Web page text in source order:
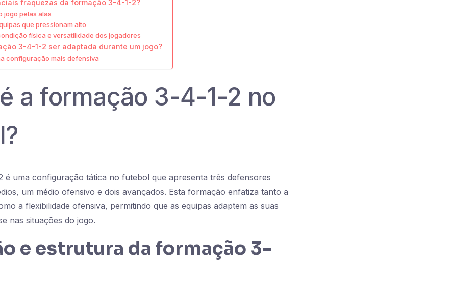
fraquezas da formação 3-4-1-2?
jogo pelas alas
que pressionam alto
física e versatilidade dos jogadores
3-4-1-2 ser adaptada durante um jogo?
configuração mais defensiva
a formação 3-4-1-2 no
é uma configuração tática no futebol que apresenta três defensores
um médio ofensivo e dois avançados. Esta formação enfatiza tanto a
a flexibilidade ofensiva, permitindo que as equipas adaptem as suas
nas situações do jogo.
e estrutura da formação 3-